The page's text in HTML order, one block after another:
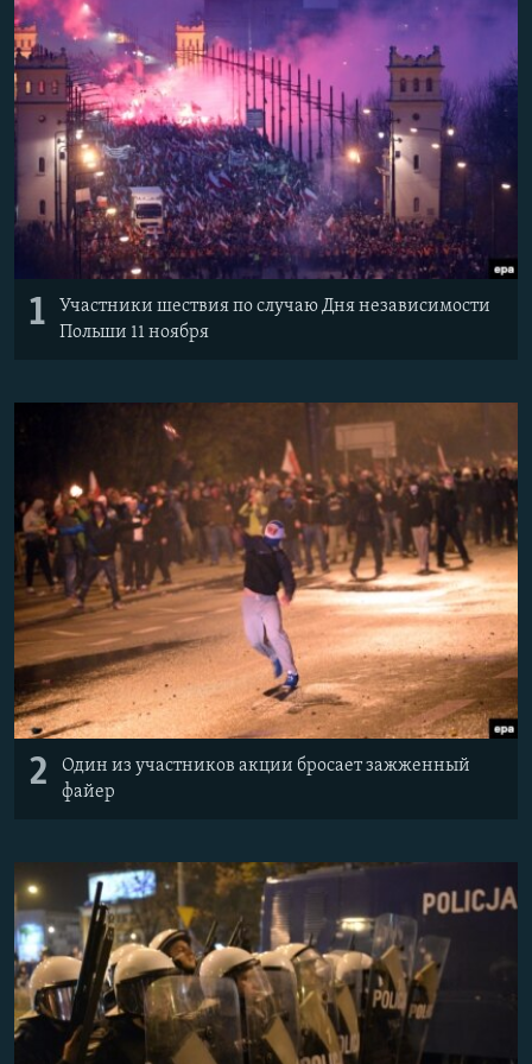
ПОБЕДИТЕЛЕЙ НЕ СУДЯТ?
КРЫМ.НЕПОКОРЕННЫЙ
ELIFBE
УКРАИНСКАЯ ПРОБЛЕМА КРЫМА
ПРИСОЕДИНЯЙТЕСЬ!
Все сайты RFE/RL
1
Участники шествия по случаю Дня независимости
Польши 11 ноября
2
Один из участников акции бросает зажженный
файер